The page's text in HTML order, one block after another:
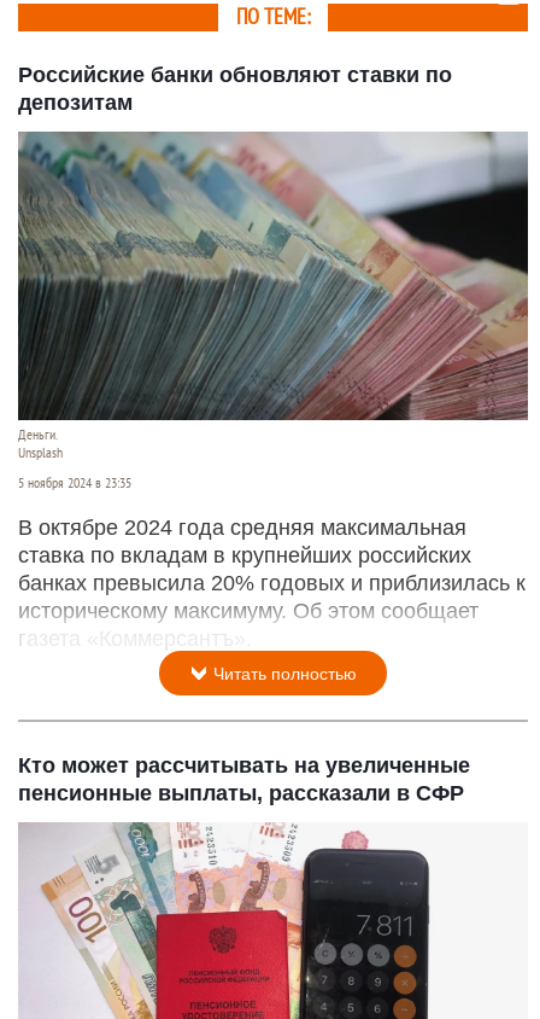
ПО ТЕМЕ:
Российские банки обновляют ставки по
депозитам
Деньги.
Unsplash
5 ноября 2024 в 23:35
В октябре 2024 года средняя максимальная
ставка по вкладам в крупнейших российских
банках превысила 20% годовых и приблизилась к
историческому максимуму. Об этом сообщает
газета «Коммерсантъ».
Читать полностью
Кто может рассчитывать на увеличенные
пенсионные выплаты, рассказали в СФР